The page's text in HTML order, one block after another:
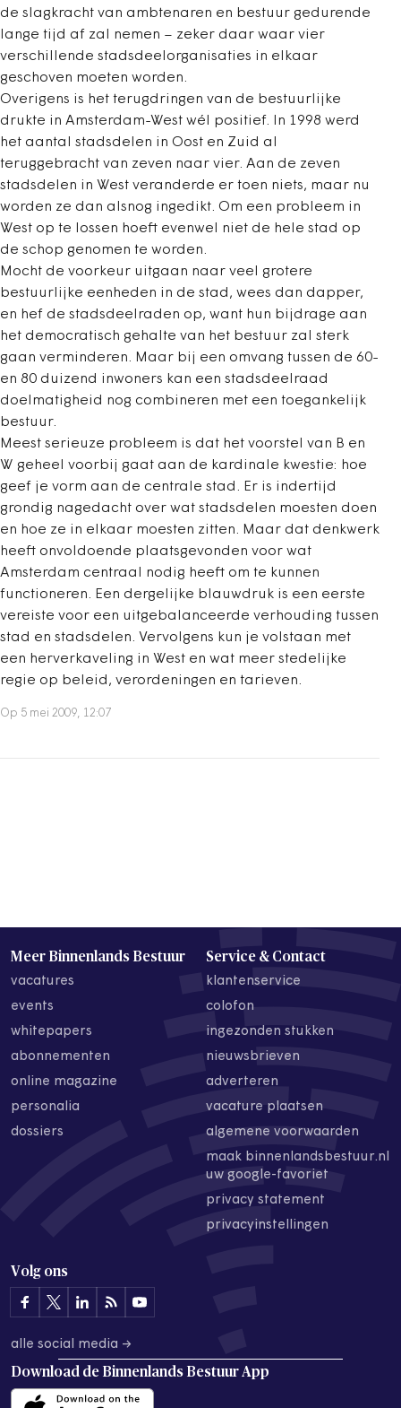
de slagkracht van ambtenaren en bestuur gedurende
lange tijd af zal nemen – zeker daar waar vier
verschillende stadsdeelorganisaties in elkaar
geschoven moeten worden.
Overigens is het terugdringen van de bestuurlijke
drukte in Amsterdam-West wél positief. In 1998 werd
het aantal stadsdelen in Oost en Zuid al
teruggebracht van zeven naar vier. Aan de zeven
stadsdelen in West veranderde er toen niets, maar nu
worden ze dan alsnog ingedikt. Om een probleem in
West op te lossen hoeft evenwel niet de hele stad op
de schop genomen te worden.
Mocht de voorkeur uitgaan naar veel grotere
bestuurlijke eenheden in de stad, wees dan dapper,
en hef de stadsdeelraden op, want hun bijdrage aan
het democratisch gehalte van het bestuur zal sterk
gaan verminderen. Maar bij een omvang tussen de 60-
en 80 duizend inwoners kan een stadsdeelraad
doelmatigheid nog combineren met een toegankelijk
bestuur.
Meest serieuze probleem is dat het voorstel van B en
W geheel voorbij gaat aan de kardinale kwestie: hoe
geef je vorm aan de centrale stad. Er is indertijd
grondig nagedacht over wat stadsdelen moesten doen
en hoe ze in elkaar moesten zitten. Maar dat denkwerk
heeft onvoldoende plaatsgevonden voor wat
Amsterdam centraal nodig heeft om te kunnen
functioneren. Een dergelijke blauwdruk is een eerste
vereiste voor een uitgebalanceerde verhouding tussen
stad en stadsdelen. Vervolgens kun je volstaan met
een herverkaveling in West en wat meer stedelijke
regie op beleid, verordeningen en tarieven.
Op 5 mei 2009, 12:07
Meer Binnenlands Bestuur
vacatures
events
whitepapers
abonnementen
online magazine
personalia
dossiers
Service & Contact
klantenservice
colofon
ingezonden stukken
nieuwsbrieven
adverteren
vacature plaatsen
algemene voorwaarden
maak binnenlandsbestuur.nl
uw google-favoriet
privacy statement
privacyinstellingen
Volg ons
alle social media →
Download de Binnenlands Bestuur App